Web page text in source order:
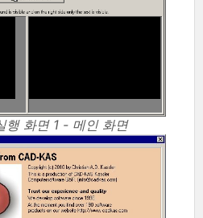
행 화면 1 - 메인 화면